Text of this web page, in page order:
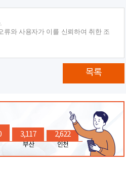
류와 사용자가 이를 신뢰하여 취한 조
목록
3,117
부산
2,622
인천